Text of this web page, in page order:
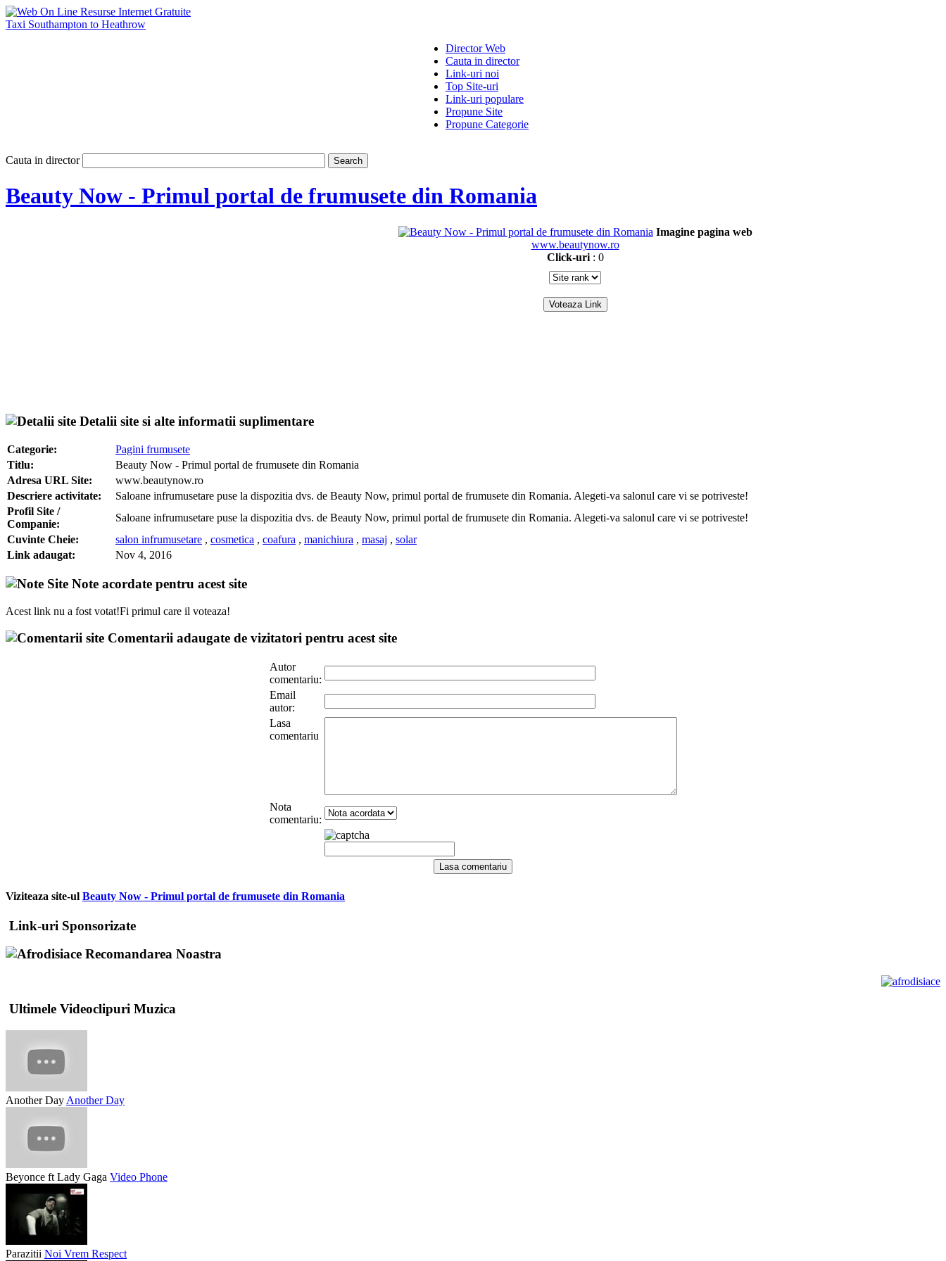
Taxi Southampton to Heathrow
Director Web
Cauta in director
Link-uri noi
Top Site-uri
Link-uri populare
Propune Site
Propune Categorie
Cauta in director
Beauty Now - Primul portal de frumusete din Romania
Imagine pagina web
www.beautynow.ro
Click-uri: 0
Detalii site si alte informatii suplimentare
Categorie:
Pagini frumusete
Titlu:
Beauty Now - Primul portal de frumusete din Romania
Adresa URL Site:
www.beautynow.ro
Descriere activitate:
Saloane infrumusetare puse la dispozitia dvs. de Beauty Now, primul portal de frumusete din Romania. Alegeti-va salonul care vi se potriveste!
Profil Site /
Companie:
Saloane infrumusetare puse la dispozitia dvs. de Beauty Now, primul portal de frumusete din Romania. Alegeti-va salonul care vi se potriveste!
Cuvinte Cheie:
salon infrumusetare , cosmetica , coafura , manichiura , masaj , solar
Link adaugat:
Nov 4, 2016
Note acordate pentru acest site
Acest link nu a fost votat!Fi primul care il voteaza!
Comentarii adaugate de vizitatori pentru acest site
Autor
comentariu:
Email
autor:
Lasa
comentariu
Nota
comentariu:
Viziteaza site-ul Beauty Now - Primul portal de frumusete din Romania
Link-uri Sponsorizate
Recomandarea Noastra
Ultimele Videoclipuri Muzica
Another Day Another Day
Beyonce ft Lady Gaga Video Phone
Parazitii Noi Vrem Respect